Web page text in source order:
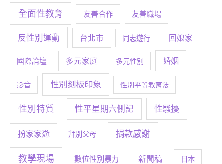
全面性教育 友善合作 友善職場
反性別運動 台北市 同志遊行 回娘家
國際論壇 多元家庭 多元性別 婚姻
影音 性別刻板印象 性別平等教育法
性別特質 性平星期六側記 性騷擾
扮家家遊 拜別父母 捐款感謝
教學現場 數位性別暴力 新聞稿 日本